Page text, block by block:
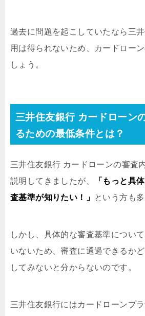
過去に問題を起こしていたなら三
用は得られないため、カードロー
しょう。
三井住友銀行 カードローン
るための最低条件とは？
三井住友銀行 カードローンの審査
説明してきましたが、
「もっと具
査基準が知りたい！」 という方も
しかし、具体的な審査基準につい
いないため、審査に通過できるか
してみないと分からないのです。
三井住友銀行にはカードローンプ